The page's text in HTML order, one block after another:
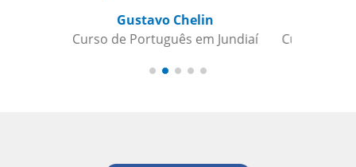
Andre B
Curso de Alemão em São Caetano do